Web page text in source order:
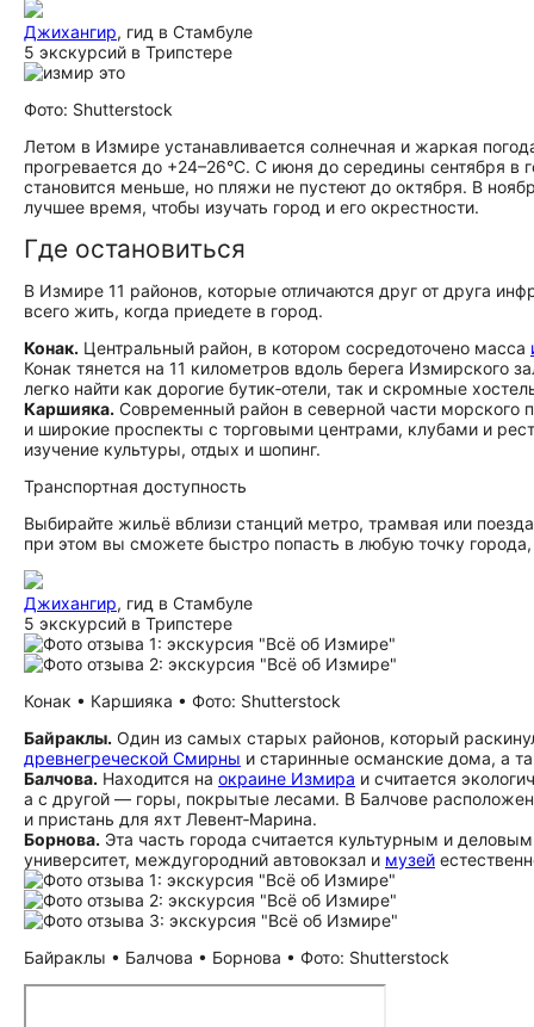
Джихангир, гид в Стамбуле
5 экскурсий в Трипстере
Фото: Shutterstock
Летом в Измире устанавливается солнечная и жаркая
прогревается до +24–26°С. С июня до середины сентября в
становится меньше, но пляжи не пустеют до октября. В
лучшее время, чтобы изучать город и его окрестности.
Где остановиться
В Измире 11 районов, которые отличаются друг от друга
всего жить, когда приедете в город.
Конак. Центральный район, в котором сосредоточено масса
Конак тянется на 11 километров вдоль берега Измирского
легко найти как дорогие бутик‑отели, так и скромные
Каршияка. Современный район в северной части морского
и широкие проспекты с торговыми центрами, клубами и
изучение культуры, отдых и шопинг.
Транспортная доступность
Выбирайте жильё вблизи станций метро, трамвая или
при этом вы сможете быстро попасть в любую точку
Джихангир, гид в Стамбуле
5 экскурсий в Трипстере
Конак • Каршияка • Фото: Shutterstock
Байраклы. Один из самых старых районов, который
древнегреческой Смирны и старинные османские дома, а
Балчова. Находится на окраине Измира и считается
а с другой — горы, покрытые лесами. В Балчове
и пристань для яхт Левент‑Марина.
Борнова. Эта часть города считается культурным и
университет, междугородний автовокзал и музей
Байраклы • Балчова • Борнова • Фото: Shutterstock